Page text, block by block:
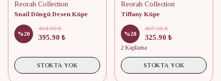
Reorah Collection
Snail Döngü Desen Küpe
%20
494.90 ₺
395.90 ₺
STOKTA YOK
Reorah Collection
Tiffany Küpe
%20
407.90 ₺
325.90 ₺
2 Kaplama
STOKTA YOK